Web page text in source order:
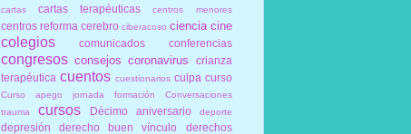
cartas cartas terapéuticas centros menores
centros reforma cerebro ciberacoso ciencia cine
colegios comunicados conferencias
congresos consejos coronavirus
crianza
terapéutica cuentos cuestionarios culpa curso
Curso apego jornada formación Conversaciones
trauma
cursos Décimo aniversario deporte
depresión derecho buen vínculo
derechos